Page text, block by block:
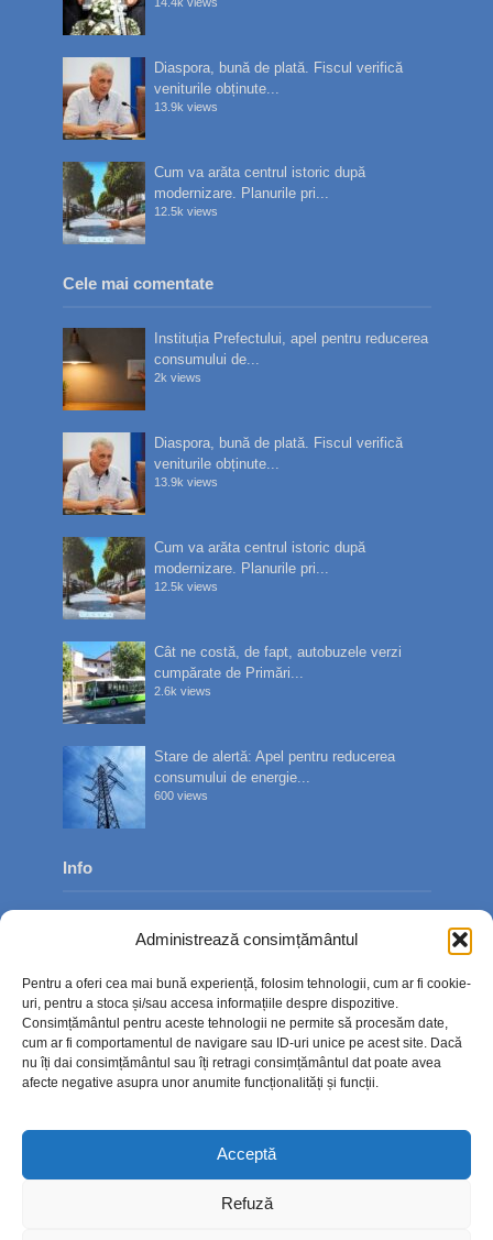
Administrează consimțământul
Pentru a oferi cea mai bună experiență, folosim tehnologii, cum ar fi cookie-
uri, pentru a stoca și/sau accesa informațiile despre dispozitive.
Consimțământul pentru aceste tehnologii ne permite să procesăm date,
cum ar fi comportamentul de navigare sau ID-uri unice pe acest site. Dacă
nu îți dai consimțământul sau îți retragi consimțământul dat poate avea
afecte negative asupra unor anumite funcționalități și funcții.
Acceptă
Refuză
14.4k views
Diaspora, bună de plată. Fiscul verifică
veniturile obținute...
13.9k views
Cum va arăta centrul istoric după
modernizare. Planurile pri...
12.5k views
Cele mai comentate
Instituția Prefectului, apel pentru reducerea
consumului de...
2k views
Diaspora, bună de plată. Fiscul verifică
veniturile obținute...
13.9k views
Cum va arăta centrul istoric după
modernizare. Planurile pri...
12.5k views
Cât ne costă, de fapt, autobuzele verzi
cumpărate de Primări...
2.6k views
Stare de alertă: Apel pentru reducerea
consumului de energie...
600 views
Info
Contact
Politica de confidențialitate
Politică cookie-uri (UE)